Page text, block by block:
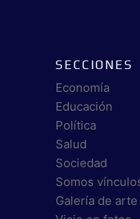
SECCIONES
Economía
Educación
Política
Salud
Sociedad
Somos
Galería de arte